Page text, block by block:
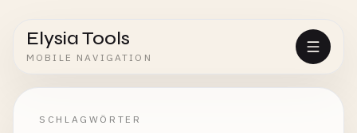
Elysia Tools
MOBILE NAVIGATION
SCHLAGWÖRTER